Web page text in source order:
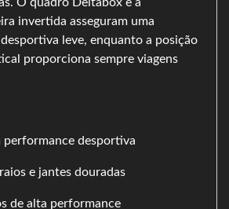
invertida asseguram uma
leve, enquanto a posição
proporciona sempre viagens
performance desportiva
e jantes douradas
de alta performance